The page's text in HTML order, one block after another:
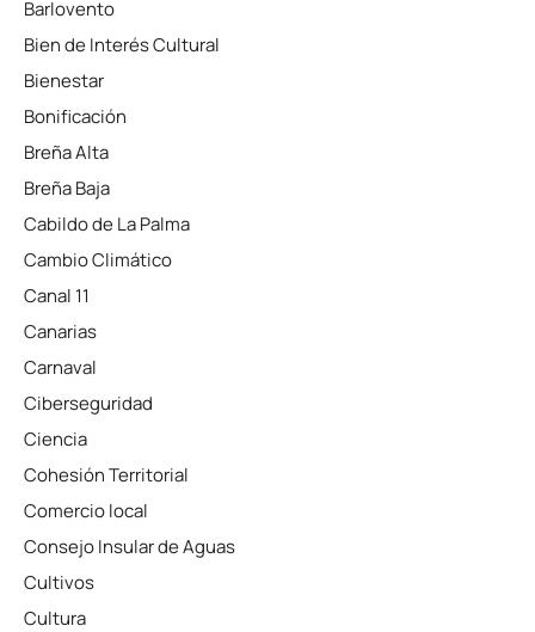
Barlovento
Bien de Interés Cultural
Bienestar
Bonificación
Breña Alta
Breña Baja
Cabildo de La Palma
Cambio Climático
Canal 11
Canarias
Carnaval
Ciberseguridad
Ciencia
Cohesión Territorial
Comercio local
Consejo Insular de Aguas
Cultivos
Cultura